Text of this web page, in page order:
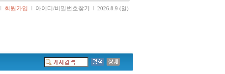
l 회원가입 l 아이디/비밀번호찾기 l 2026.8.9 (일)